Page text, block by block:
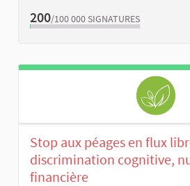
200/100 000 SIGNATURES
Stop aux péages en flux
discrimination cognitive,
financière